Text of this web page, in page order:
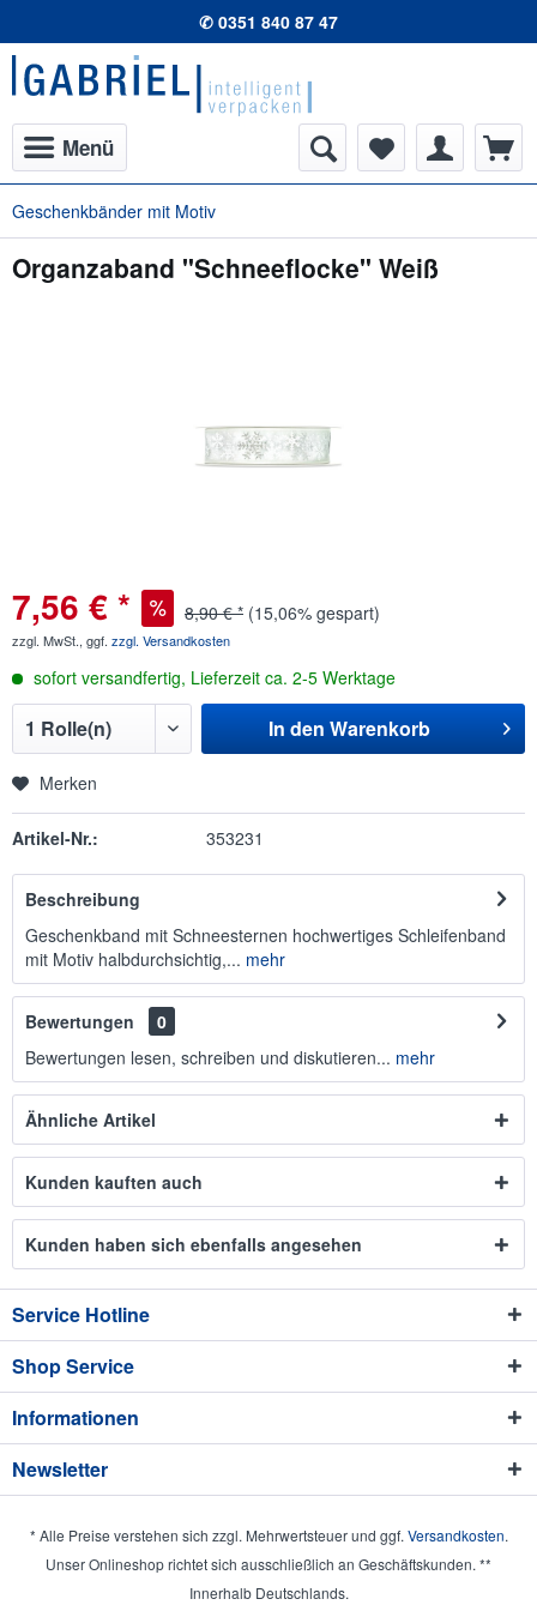
✆ 0351 840 87 47
Menü
Geschenkbänder mit Motiv
Organzaband "Schneeflocke" Weiß
7,56 € * 8,90 € * (15,06% gespart)
zzgl. MwSt., ggf. zzgl. Versandkosten
sofort versandfertig, Lieferzeit ca. 2-5 Werktage
In den Warenkorb
Merken
Artikel-Nr.: 353231
Beschreibung
Geschenkband mit Schneesternen hochwertiges Schleifenband
mit Motiv halbdurchsichtig,... mehr
Bewertungen
0
Bewertungen lesen, schreiben und diskutieren... mehr
Ähnliche Artikel
Kunden kauften auch
Kunden haben sich ebenfalls angesehen
Service Hotline
Shop Service
Informationen
Newsletter
* Alle Preise verstehen sich zzgl. Mehrwertsteuer und ggf. Versandkosten.
Unser Onlineshop richtet sich ausschließlich an Geschäftskunden. **
Innerhalb Deutschlands.